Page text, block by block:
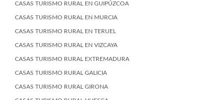
CASAS TURISMO RURAL EN GUIPÚZCOA
CASAS TURISMO RURAL EN MURCIA
CASAS TURISMO RURAL EN TERUEL
CASAS TURISMO RURAL EN VIZCAYA
CASAS TURISMO RURAL EXTREMADURA
CASAS TURISMO RURAL GALICIA
CASAS TURISMO RURAL GIRONA